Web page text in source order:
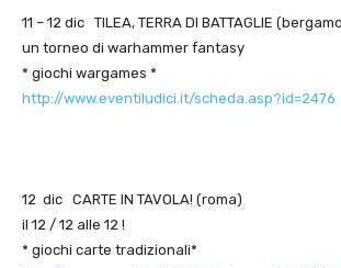
11 – 12 dic TILEA, TERRA DI BATTAGLIE
un torneo di warhammer fantasy
* giochi wargames *
http://www.eventiludici.it/scheda.asp?id=2476
12 dic CARTE IN TAVOLA! (roma)
il 12 / 12 alle 12 !
* giochi carte tradizionali*